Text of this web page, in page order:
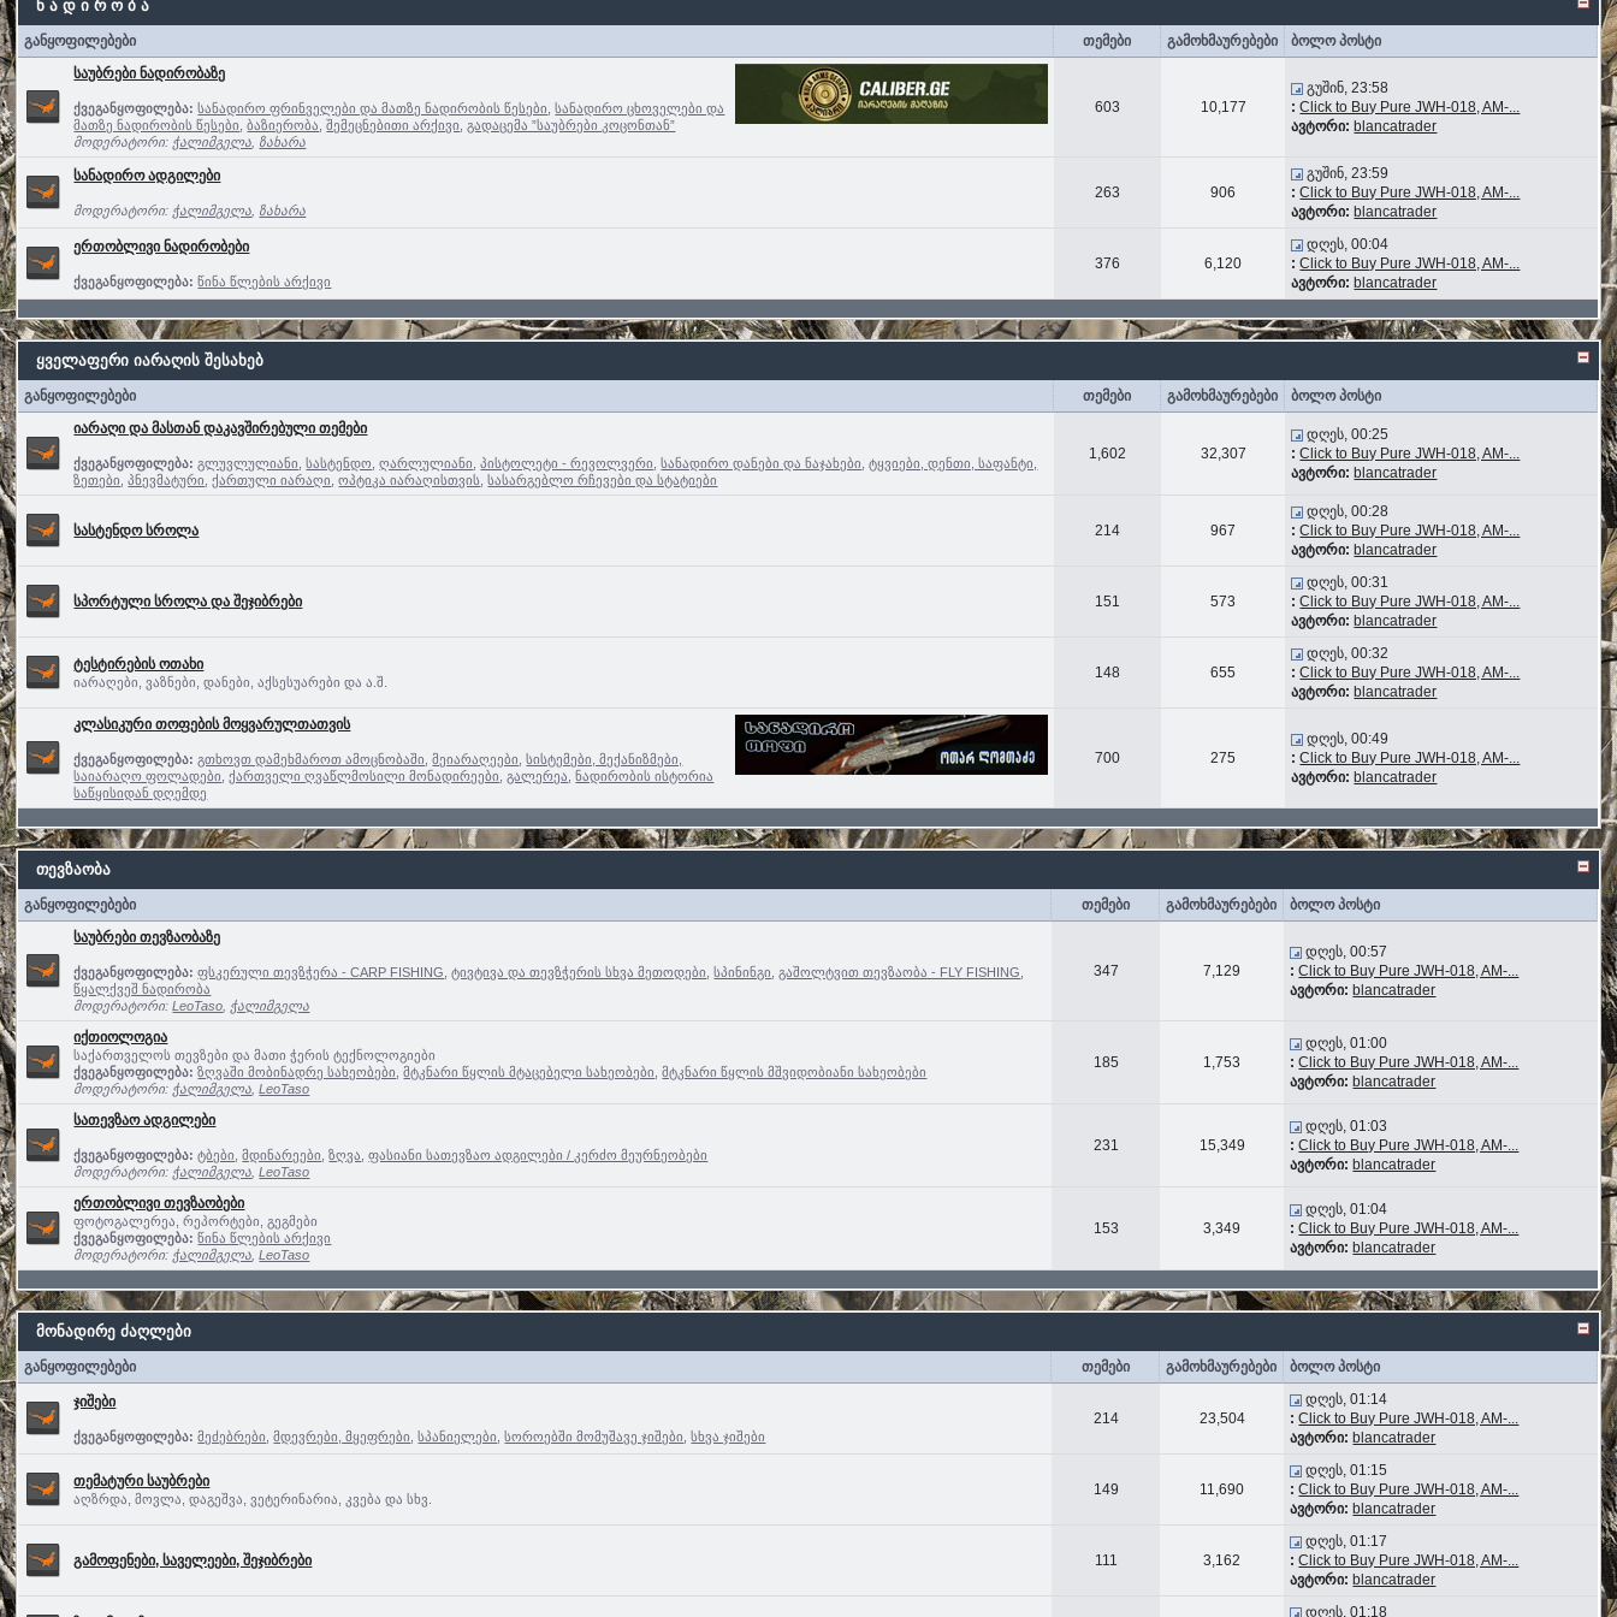
ნ ა დ ი რ ო ბ ა
განყოფილებები თემები გამოხმაურებები
ბოლო პოსტი
საუბრები ნადირობაზე
ქვეგანყოფილება: სანადირო ფრინველები და მათზე ნადირობის წესები ,სანადირო ცხოველები და
მათზე ნადირობის წესები ,ბაზიერობა ,შემეცნებითი არქივი ,გადაცემა ”საუბრები კოცონთან”
მოდერატორი: ჭალიმგელა ზახარა
603 10,177
გუშინ, 23:58
: Click to Buy Pure JWH-018, AM-...
ავტორი: blancatrader
სანადირო ადგილები
მოდერატორი: ჭალიმგელა ზახარა
263 906
გუშინ, 23:59
: Click to Buy Pure JWH-018, AM-...
ავტორი: blancatrader
ერთობლივი ნადირობები
ქვეგანყოფილება: წინა წლების არქივი
376 6,120
დღეს, 00:04
: Click to Buy Pure JWH-018, AM-...
ავტორი: blancatrader
ყველაფერი იარაღის შესახებ
განყოფილებები თემები გამოხმაურებები
ბოლო პოსტი
იარაღი და მასთან დაკავშირებული თემები
ქვეგანყოფილება: გლუვლულიანი ,სასტენდო ,ღარლულიანი ,პისტოლეტი - რევოლვერი ,სანადირო დანები და ნაჯახები ,ტყვიები, დენთი, საფანტი,
ზეთები ,პნევმატური ,ქართული იარაღი ,ოპტიკა იარაღისთვის ,სასარგებლო რჩევები და სტატიები
1,602 32,307
დღეს, 00:25
: Click to Buy Pure JWH-018, AM-...
ავტორი: blancatrader
სასტენდო სროლა 214 967
დღეს, 00:28
: Click to Buy Pure JWH-018, AM-...
ავტორი: blancatrader
სპორტული სროლა და შეჯიბრები 151 573
დღეს, 00:31
: Click to Buy Pure JWH-018, AM-...
ავტორი: blancatrader
ტესტირების ოთახი
იარაღები, ვაზნები, დანები, აქსესუარები და ა.შ.
148 655
დღეს, 00:32
: Click to Buy Pure JWH-018, AM-...
ავტორი: blancatrader
კლასიკური თოფების მოყვარულთათვის
ქვეგანყოფილება: გთხოვთ დამეხმაროთ ამოცნობაში ,მეიარაღეები ,სისტემები, მექანიზმები,
საიარაღო ფოლადები ,ქართველი ღვაწლმოსილი მონადირეები ,გალერეა ,ნადირობის ისტორია
საწყისიდან დღემდე
700 275
დღეს, 00:49
: Click to Buy Pure JWH-018, AM-...
ავტორი: blancatrader
თევზაობა
განყოფილებები თემები გამოხმაურებები
ბოლო პოსტი
საუბრები თევზაობაზე
ქვეგანყოფილება: ფსკერული თევზჭერა - CARP FISHING ,ტივტივა და თევზჭერის სხვა მეთოდები ,სპინინგი ,გაშოლტვით თევზაობა - FLY FISHING
წყალქვეშ ნადირობა
მოდერატორი:LeoTaso ჭალიმგელა
347 7,129
დღეს, 00:57
: Click to Buy Pure JWH-018, AM-...
ავტორი: blancatrader
იქთიოლოგია
საქართველოს თევზები და მათი ჭერის ტექნოლოგიები
ქვეგანყოფილება: ზღვაში მობინადრე სახეობები ,მტკნარი წყლის მტაცებელი სახეობები ,მტკნარი წყლის მშვიდობიანი სახეობები
მოდერატორი: ჭალიმგელა ,LeoTaso
185 1,753
დღეს, 01:00
: Click to Buy Pure JWH-018, AM-...
ავტორი: blancatrader
სათევზაო ადგილები
ქვეგანყოფილება: ტბები ,მდინარეები ,ზღვა ,ფასიანი სათევზაო ადგილები / კერძო მეურნეობები
მოდერატორი: ჭალიმგელა ,LeoTaso
231 15,349
დღეს, 01:03
: Click to Buy Pure JWH-018, AM-...
ავტორი: blancatrader
ერთობლივი თევზაობები
ფოტოგალერეა, რეპორტები, გეგმები
ქვეგანყოფილება: წინა წლების არქივი
მოდერატორი: ჭალიმგელა ,LeoTaso
153 3,349
დღეს, 01:04
: Click to Buy Pure JWH-018, AM-...
ავტორი: blancatrader
მონადირე ძაღლები
განყოფილებები თემები გამოხმაურებები ბოლო პოსტი
ჯიშები
ქვეგანყოფილება: მეძებრები ,მდევრები, მყეფრები ,სპანიელები ,სოროებში მომუშავე ჯიშები ,სხვა ჯიშები
214 23,504
დღეს, 01:14
: Click to Buy Pure JWH-018, AM-...
ავტორი: blancatrader
თემატური საუბრები
აღზრდა, მოვლა, დაგეშვა, ვეტერინარია, კვება და სხვ.
149 11,690
დღეს, 01:15
: Click to Buy Pure JWH-018, AM-...
ავტორი: blancatrader
გამოფენები, საველეები, შეჯიბრები 111 3,162
დღეს, 01:17
: Click to Buy Pure JWH-018, AM-...
ავტორი: blancatrader
დღეს, 01:18